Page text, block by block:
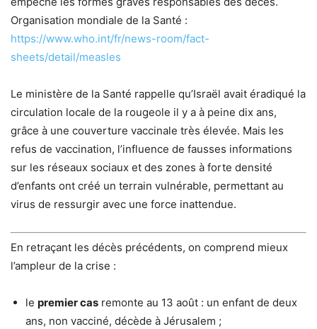
Organisation mondiale de la Santé :
https://www.who.int/fr/news-room/fact-
sheets/detail/measles
Le ministère de la Santé rappelle qu’Israël avait éradiqué la
circulation locale de la rougeole il y a à peine dix ans,
grâce à une couverture vaccinale très élevée. Mais les
refus de vaccination, l’influence de fausses informations
sur les réseaux sociaux et des zones à forte densité
d’enfants ont créé un terrain vulnérable, permettant au
virus de ressurgir avec une force inattendue.
En retraçant les décès précédents, on comprend mieux
l’ampleur de la crise :
le premier cas remonte au 13 août : un enfant de deux
ans, non vacciné, décède à Jérusalem ;